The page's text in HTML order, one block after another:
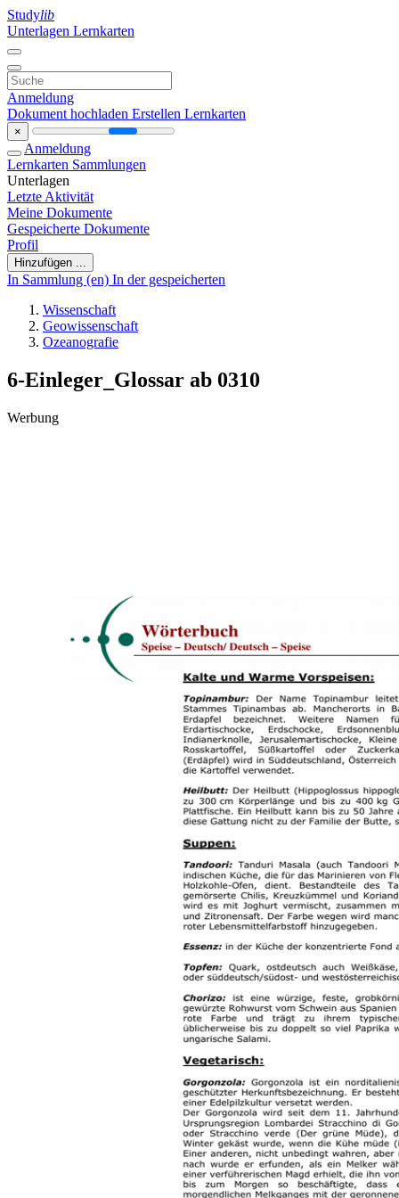
Studylib
Unterlagen Lernkarten
Anmeldung
Dokument hochladen Erstellen Lernkarten
×
Anmeldung
Lernkarten Sammlungen
Unterlagen
Letzte Aktivität
Meine Dokumente
Gespeicherte Dokumente
Profil
Hinzufügen ...
In Sammlung (en) In der gespeicherten
Wissenschaft
Geowissenschaft
Ozeanografie
6-Einleger_Glossar ab 0310
Werbung